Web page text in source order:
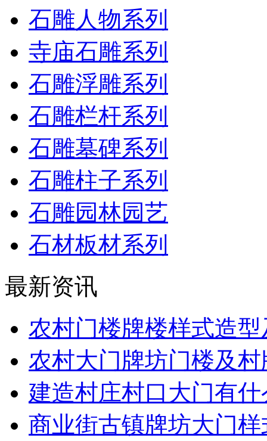
石雕人物系列
寺庙石雕系列
石雕浮雕系列
石雕栏杆系列
石雕墓碑系列
石雕柱子系列
石雕园林园艺
石材板材系列
最新资讯
农村门楼牌楼样式造
农村大门牌坊门楼及
建造村庄村口大门有
商业街古镇牌坊大门